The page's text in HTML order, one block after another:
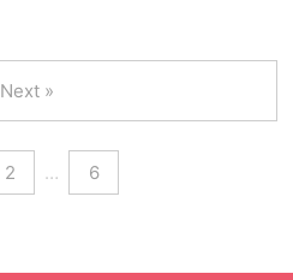
2 … 6
Next »